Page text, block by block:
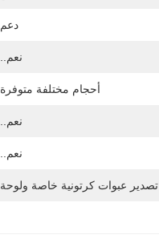
دعم
نعم..
أحجام مختلفة متوفرة
نعم..
نعم..
تصدير عبوات كرتونية خاصة ولوحة